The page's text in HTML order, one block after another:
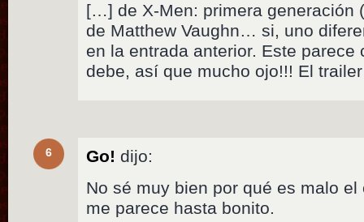
[…] de X-Men: primera generación
de Matthew Vaughn… si, uno
en la entrada anterior. Este parece
debe, así que mucho ojo!!! El
6 Go! dijo:
No sé muy bien por qué es malo
me parece hasta bonito.